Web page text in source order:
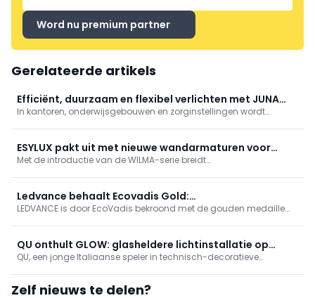
Word nu premium partner
Gerelateerde artikels
Efficiënt, duurzaam en flexibel verlichten met JUNA
van Esylux
In kantoren, onderwijsgebouwen en zorginstellingen wordt
comfort van de gebruikers. Die evolutie heeft ervoor gezorgd dat
...
ESYLUX pakt uit met nieuwe wandarmaturen voor
buitengebruik
Met de introductie van de WILMA-serie breidt
WILMA-modellen zijn uitgerust met een optionele
bewegingsmelder en beschikken over ...
Ledvance behaalt Ecovadis Gold:
duurzaamheidsperformance bereikt nieuwe hoogten
LEDVANCE is door EcoVadis bekroond met de gouden medaille
procent van de door EcoVadis wereldwijd beoordeelde bedrijven
en wordt het
QU onthult GLOW: glasheldere lichtinstallatie op
Milan Design Week
QU, een jonge Italiaanse speler in technisch-decoratieve
het tijdelijke showroom op Via Cernaia 7 (met tuin en serre) wordt
Zelf nieuws te delen?